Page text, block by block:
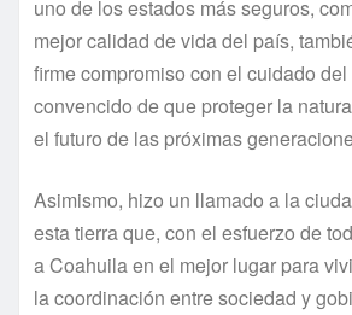
uno de los estados más seguros,
mejor calidad de vida del país,
firme compromiso con el cuidado
convencido de que proteger la
el futuro de las próximas
Asimismo, hizo un llamado a la
esta tierra que, con el esfuerzo de
a Coahuila en el mejor lugar para
la coordinación entre sociedad y